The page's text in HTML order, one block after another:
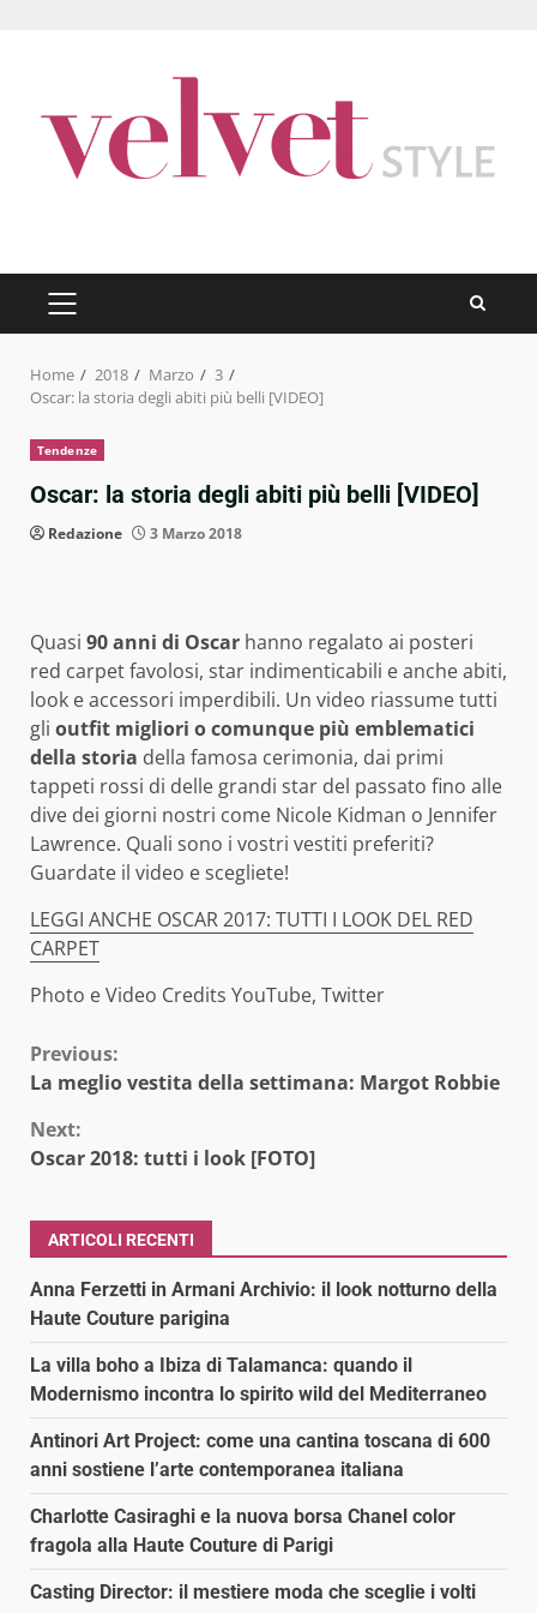
PRIMARY
MENU
Home 2018 Marzo
3
Oscar: la storia degli abiti più belli [VIDEO]
Tendenze
Oscar: la storia degli abiti più belli [VIDEO]
Redazione 3 Marzo 2018
Quasi 90 anni di Oscar hanno regalato ai posteri
red carpet favolosi, star indimenticabili e anche abiti,
look e accessori imperdibili. Un video riassume tutti
gli outfit migliori o comunque più emblematici
della storia della famosa cerimonia, dai primi
tappeti rossi di delle grandi star del passato fino alle
dive dei giorni nostri come Nicole Kidman o Jennifer
Lawrence. Quali sono i vostri vestiti preferiti?
Guardate il video e scegliete!
LEGGI ANCHE OSCAR 2017: TUTTI I LOOK DEL RED
CARPET
Photo e Video Credits YouTube, Twitter
Continue
Reading
Previous:
La meglio vestita della settimana: Margot Robbie
Next:
Oscar 2018: tutti i look [FOTO]
ARTICOLI RECENTI
Anna Ferzetti in Armani Archivio: il look notturno della
Haute Couture parigina
La villa boho a Ibiza di Talamanca: quando il
Modernismo incontra lo spirito wild del Mediterraneo
Antinori Art Project: come una cantina toscana di 600
anni sostiene l’arte contemporanea italiana
Charlotte Casiraghi e la nuova borsa Chanel color
fragola alla Haute Couture di Parigi
Casting Director: il mestiere moda che sceglie i volti